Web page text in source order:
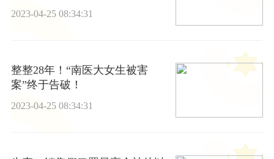
2023-04-25 08:34:31
整整28年！“南医大女生被害
案”终于告破！
2023-04-25 08:34:31